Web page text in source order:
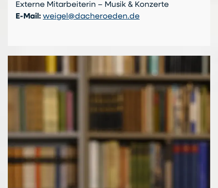
Externe Mitarbeiterin – Musik & Konzerte
E-Mail: weigel@dacheroeden.de